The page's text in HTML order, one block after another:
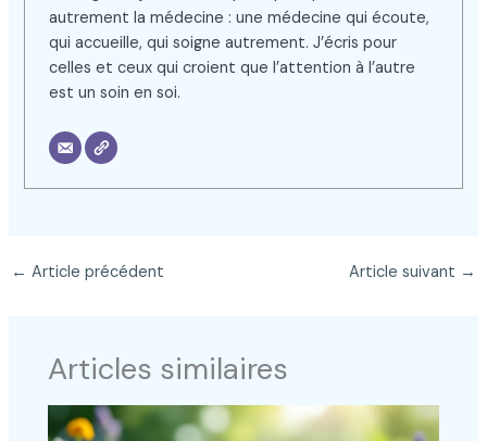
autrement la médecine : une médecine qui écoute,
qui accueille, qui soigne autrement. J’écris pour
celles et ceux qui croient que l’attention à l’autre
est un soin en soi.
← Article précédent Article suivant →
Articles similaires